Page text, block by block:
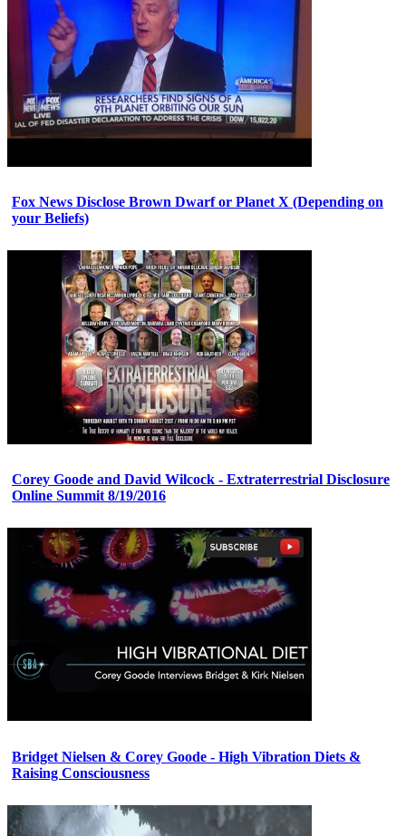
Fox News Disclose Brown Dwarf or Planet X (Depending on
your Beliefs)
Corey Goode and David Wilcock - Extraterrestrial Disclosure
Online Summit 8/19/2016
Bridget Nielsen & Corey Goode - High Vibration Diets &
Raising Consciousness